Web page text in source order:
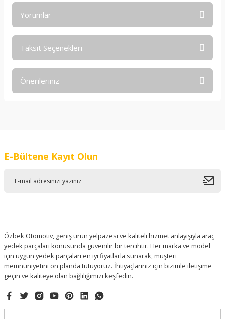
Yorumlar
Taksit Seçenekleri
Önerileriniz
Ürün resmi kalitesiz, bozuk veya görüntülenemiyor.
Gönder
E-Bültene Kayıt Olun
Özbek Otomotiv, geniş ürün yelpazesi ve kaliteli hizmet anlayışıyla araç
yedek parçaları konusunda güvenilir bir tercihtir. Her marka ve model
için uygun yedek parçaları en iyi fiyatlarla sunarak, müşteri
memnuniyetini ön planda tutuyoruz. İhtiyaçlarınız için bizimle iletişime
geçin ve kaliteye olan bağlılığımızı keşfedin.